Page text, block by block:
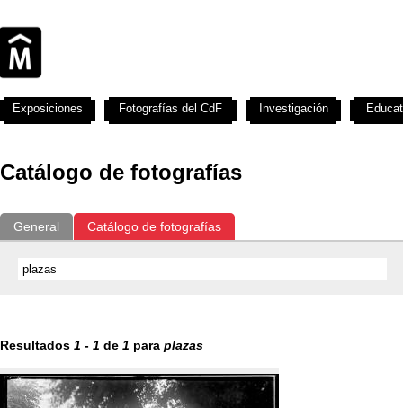
Catálogo de fotografías
General Catálogo de fotografías
Resultados 1 - 1 de 1 para plazas
Exposiciones Fotografías del CdF Investigación